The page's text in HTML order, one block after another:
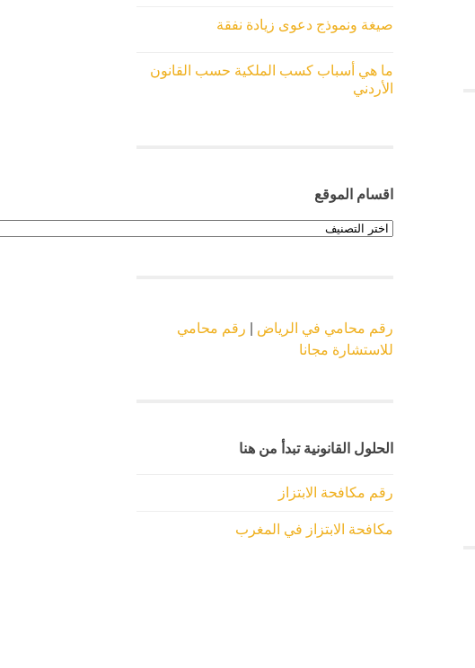
صيغة ونموذج دعوى زيادة نفقة
ما هي أسباب كسب الملكية حسب القانون
الأردني
اقسام الموقع
اقسام
الموقع
رقم محامي في الرياض
رقم محامي
للاستشارة مجانا
الحلول القانونية تبدأ من هنا
رقم مكافحة الابتزاز
مكافحة الابتزاز في المغرب